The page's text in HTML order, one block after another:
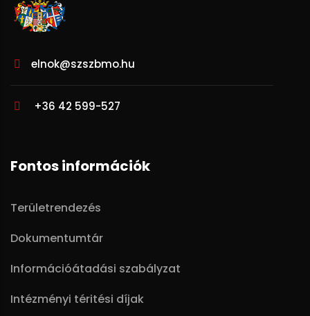
elnok@szszbmo.hu
+36 42 599-527
Fontos információk
Területrendezés
Dokumentumtár
Információátadási szabályzat
Intézményi téritési díjak